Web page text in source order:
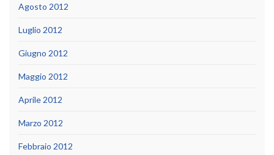
Agosto 2012
Luglio 2012
Giugno 2012
Maggio 2012
Aprile 2012
Marzo 2012
Febbraio 2012